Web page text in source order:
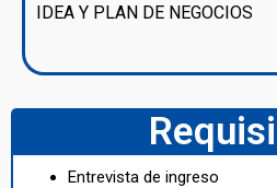
IDEA Y PLAN DE NEGOCIOS
Entrevista de ingreso